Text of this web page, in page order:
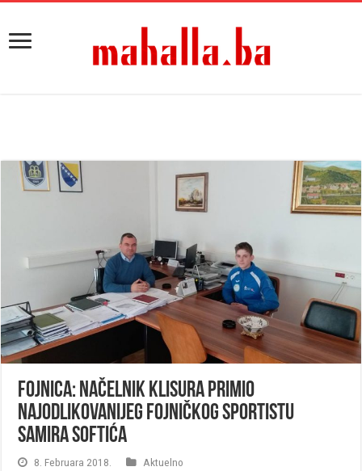
Fojnica: Načelnik Klisura primio
najodlikovanijeg fojničkog sportistu
Samira Softića
8. Februara 2018. Aktuelno